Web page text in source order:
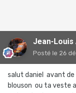
Jean-Louis
Posté le 26
salut daniel avant
blouson ou ta veste